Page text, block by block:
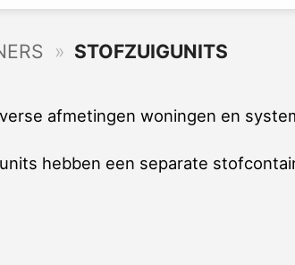
» STOFZUIGUNITS
afmetingen woningen en
hebben een separate